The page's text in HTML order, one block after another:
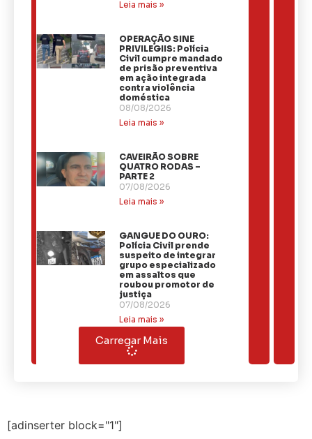
Leia mais »
OPERAÇÃO SINE
PRIVILEGIIS: Polícia
Civil cumpre mandado
de prisão preventiva
em ação integrada
contra violência
doméstica
08/08/2026
Leia mais »
CAVEIRÃO SOBRE
QUATRO RODAS –
PARTE 2
07/08/2026
Leia mais »
GANGUE DO OURO:
Polícia Civil prende
suspeito de integrar
grupo especializado
em assaltos que
roubou promotor de
justiça
07/08/2026
Leia mais »
Carregar Mais
[adinserter block="1"]